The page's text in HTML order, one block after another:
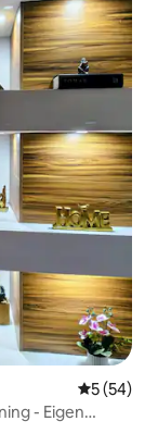
5 (54)
- Eigen